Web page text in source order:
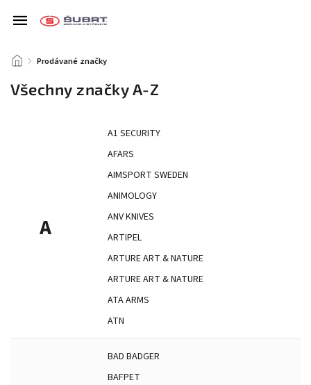
/ Prodávané značky
Všechny značky A-Z
A
A1 SECURITY
AFARS
AIMSPORT SWEDEN
ANIMOLOGY
ANV KNIVES
ARTIPEL
ARTURE ART & NATURE
ARTURE ART & NATURE
ATA ARMS
ATN
BAD BADGER
BAFPET